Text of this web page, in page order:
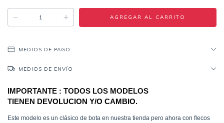
MEDIOS DE PAGO
MEDIOS DE ENVÍO
IMPORTANTE : TODOS LOS MODELOS
TIENEN
DEVOLUCION Y/O CAMBIO.
Este modelo es un clásico de bota en nuestra tienda pero ahora con flecos